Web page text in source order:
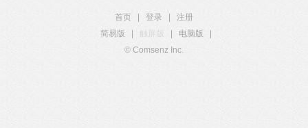
首页 登录
注册
简易版
触屏版 电脑版
© Comsenz Inc.